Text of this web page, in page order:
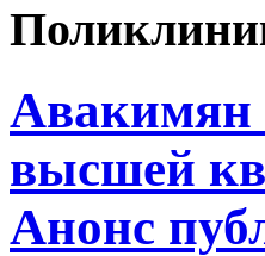
Авакимян
высшей
Анонс